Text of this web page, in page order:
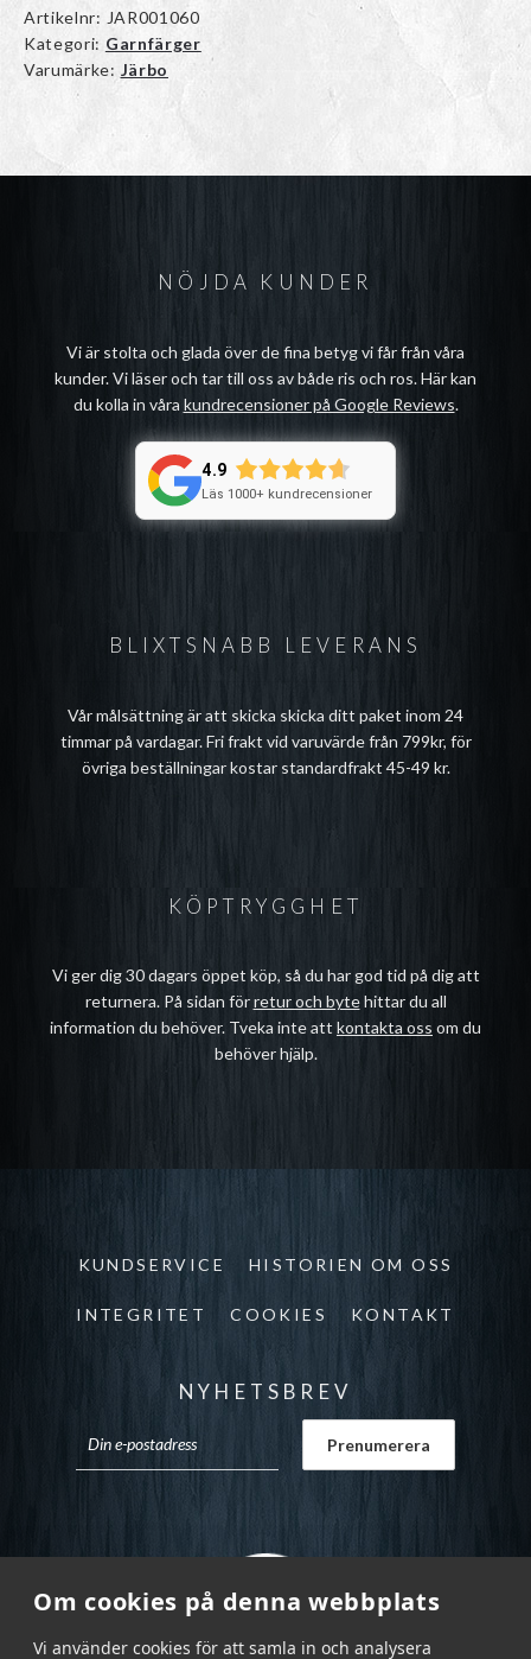
Om cookies på denna webbplats
Vi använder cookies för att samla in och analysera
Artikelnr: JAR001060
Kategori: Garnfärger
Varumärke: Järbo
BLIXTSNABB LEVERANS
Vår målsättning är att skicka skicka ditt paket inom 24
timmar på vardagar. Fri frakt vid varuvärde från 799kr, för
övriga beställningar kostar standardfrakt 45-49 kr.
NÖJDA KUNDER
Vi är stolta och glada över de fina betyg vi får från våra
kunder. Vi läser och tar till oss av både ris och ros. Här kan
du kolla in våra kundrecensioner på Google Reviews.
4.9
Läs 1000+ kundrecensioner
KÖPTRYGGHET
Vi ger dig 30 dagars öppet köp, så du har god tid på dig att
returnera. På sidan förretur och bytehittar du all
information du behöver. Tveka inte att kontakta oss om du
behöver hjälp.
KUNDSERVICE HISTORIEN OM OSS
INTEGRITET COOKIES KONTAKT
NYHETSBREV